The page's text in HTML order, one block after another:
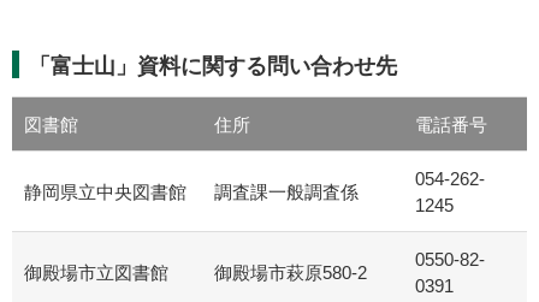
「富士山」資料に関する問い合わせ先
図書館 住所 電話番号
静岡県立中央図書館 調査課一般調査係
054-262-
1245
御殿場市立図書館 御殿場市萩原580-2
0550-82-
0391